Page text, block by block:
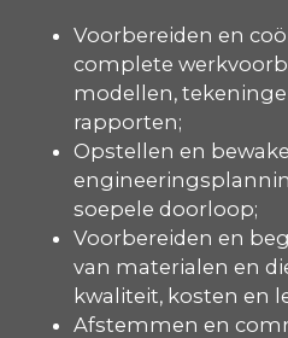
Voorbereiden en
complete
modellen,
rapporten;
Opstellen en
soepele doorloop;
Voorbereiden en
van materialen en
kwaliteit, kosten en
Afstemmen en